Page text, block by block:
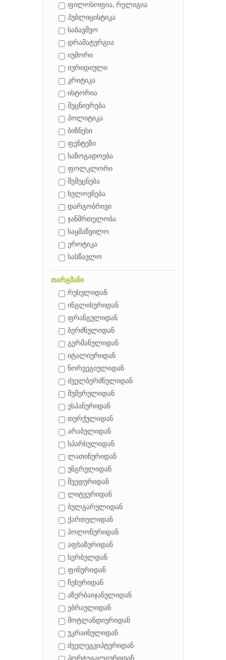
ფილოსოფია, რელიგია
პუბლიცისტიკა
საბავშვო
დრამატურგია
იუმორი
იურიდიული
კრიტიკა
ისტორია
მეცნიერება
პოლიტიკა
ბიზნესი
ფენტეზი
საზოგადოება
ფოლკლორი
შემეცნება
ხელოვნება
დარგობრივი
ჯანმრთელობა
საყმაწვილო
ეროტიკა
სასწავლო
თარგმანი
რუსულიდან
ინგლისურიდან
ფრანგულიდან
ბერძნულიდან
გერმანულიდან
იტალიურიდან
ნორვეგიულიდან
ძველბერძნულიდან
შუმერულიდან
ესპანურიდან
თურქულიდან
არაბულიდან
სპარსულიდან
ლათინურიდან
უნგრულიდან
შვედურიდან
ლიტვურიდან
ბულგარულიდან
ქართულიდან
პოლონურიდან
აფხაზურიდან
სერბულდან
ფინურიდან
ჩეხურიდან
აზერბაიჯანულიდან
ებრაულიდან
შოტლანდიურიდან
უკრაინულიდან
ძველეგვიპტურიდან